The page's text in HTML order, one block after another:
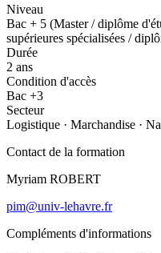
Niveau
Bac + 5 (Master / diplôme
supérieures spécialisées /
Durée
2 ans
Condition d'accès
Bac +3
Secteur
Logistique · Marchandise ·
Contact de la formation
Myriam ROBERT
pim@univ-lehavre.fr
Compléments d'informations